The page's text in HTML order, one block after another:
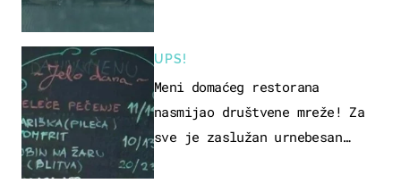
UPS!
Meni domaćeg restorana
nasmijao društvene mreže! Za
sve je zaslužan urnebesan